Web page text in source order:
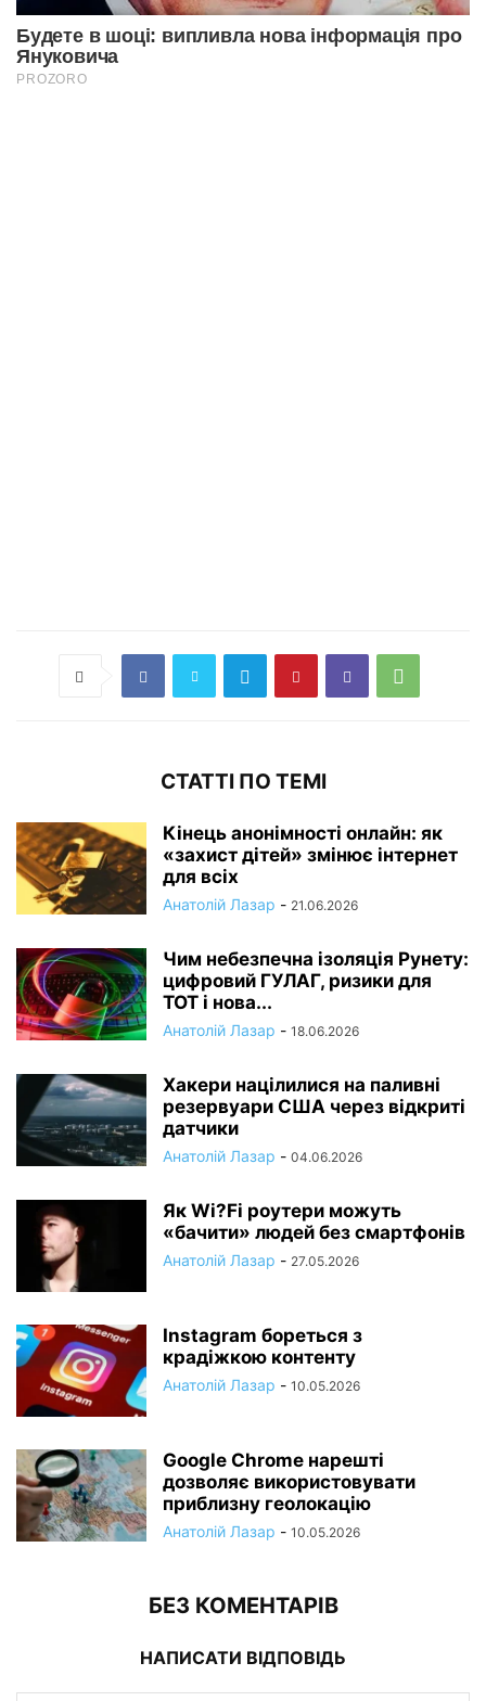
СТАТТІ ПО ТЕМІ
Кінець анонімності онлайн: як
«захист дітей» змінює інтернет
для всіх
Анатолій Лазар - 21.06.2026
Чим небезпечна ізоляція Рунету:
цифровий ГУЛАГ, ризики для
ТОТ і нова...
Анатолій Лазар - 18.06.2026
Хакери націлилися на паливні
резервуари США через відкриті
датчики
Анатолій Лазар - 04.06.2026
Як Wi?Fi роутери можуть
«бачити» людей без смартфонів
Анатолій Лазар - 27.05.2026
Instagram бореться з
крадіжкою контенту
Анатолій Лазар - 10.05.2026
Google Chrome нарешті
дозволяє використовувати
приблизну геолокацію
Анатолій Лазар - 10.05.2026
БЕЗ КОМЕНТАРІВ
НАПИСАТИ ВІДПОВІДЬ